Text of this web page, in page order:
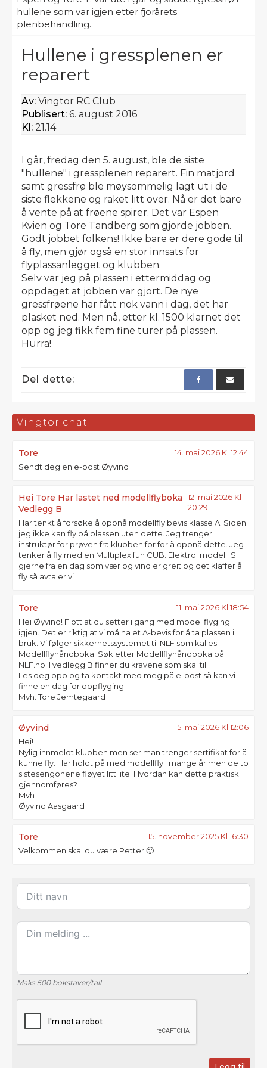
hullene som var igjen etter fjorårets
plenbehandling.
Hullene i gressplenen er
reparert
Av: Vingtor RC Club
Publisert: 6. august 2016
Kl: 21.14
I går, fredag den 5. august, ble de siste
"hullene" i gressplenen reparert. Fin matjord
samt gressfrø ble møysommelig lagt ut i de
siste flekkene og raket litt over. Nå er det bare
å vente på at frøene spirer. Det var Espen
Kvien og Tore Tandberg som gjorde jobben.
Godt jobbet folkens! Ikke bare er dere gode til
å fly, men gjør også en stor innsats for
flyplassanlegget og klubben.
Selv var jeg på plassen i ettermiddag og
oppdaget at jobben var gjort. De nye
gressfrøene har fått nok vann i dag, det har
plasket ned. Men nå, etter kl. 1500 klarnet det
opp og jeg fikk fem fine turer på plassen.
Hurra!
Del dette:
Vingtor chat
Tore 14. mai 2026 Kl 12:44
Sendt deg en e-post Øyvind
Hei Tore Har lastet ned modellflyboka
Vedlegg B
12. mai 2026 Kl
20:29
Har tenkt å forsøke å oppnå modellfly bevis klasse A. Siden
jeg ikke kan fly på plassen uten dette. Jeg trenger
instruktør for prøven fra klubben for for å oppnå dette. Jeg
tenker å fly med en Multiplex fun CUB. Elektro. modell. Si
gjerne fra en dag som vær og vind er greit og det klaffer å
fly så avtaler vi
Tore 11. mai 2026 Kl 18:54
Hei Øyvind! Flott at du setter i gang med modellflyging
igjen. Det er riktig at vi må ha et A-bevis for å ta plassen i
bruk. Vi følger sikkerhetssystemet til NLF som kalles
Modellflyhåndboka. Søk etter Modellflyhåndboka på
NLF.no. I vedlegg B finner du kravene som skal til.
Les deg opp og ta kontakt med meg på e-post så kan vi
finne en dag for oppflyging.
Mvh. Tore Jemtegaard
Øyvind 5. mai 2026 Kl 12:06
Hei!
Nylig innmeldt klubben men ser man trenger sertifikat for å
kunne fly. Har holdt på med modellfly i mange år men de to
sistesengonene fløyet litt lite. Hvordan kan dette praktisk
gjennomføres?
Mvh
Øyvind Aasgaard
Tore 15. november 2025 Kl 16:30
Velkommen skal du være Petter 🙂
Maks 500 bokstaver/tall